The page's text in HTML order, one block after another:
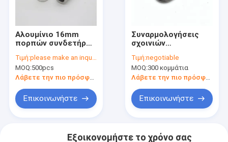
Αλουμίνιο 16mm
πορπών συνδετήρων
χαρών καλωδίων
σχοινιών καλωδίων
Τιμή:please make an inquiry
MOQ:500pcs
Λάβετε την πιο πρόσφατη τιμή
Επικοινωνήστε
Συναρμολογήσεις
σχοινιών
παιδικών χαρών
16mm διπλός
συνδετήρας γάντζων
Τιμή:negotiable
MOQ:300 κομμάτια
Λάβετε την πιο πρόσφατη τιμή
Επικοινωνήστε
Εξοικονομήστε το χρόνο σας